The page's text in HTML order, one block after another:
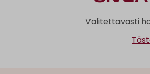
Valitettavasti